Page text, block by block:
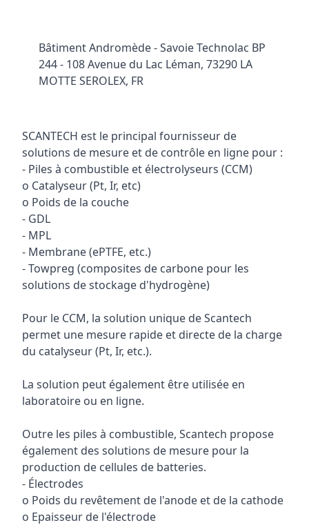
Bâtiment Andromède - Savoie Technolac BP
244 - 108 Avenue du Lac Léman, 73290 LA
MOTTE SEROLEX, FR
SCANTECH est le principal fournisseur de
solutions de mesure et de contrôle en ligne pour :
- Piles à combustible et électrolyseurs (CCM)
o Catalyseur (Pt, Ir, etc)
o Poids de la couche
- GDL
- MPL
- Membrane (ePTFE, etc.)
- Towpreg (composites de carbone pour les
solutions de stockage d'hydrogène)
Pour le CCM, la solution unique de Scantech
permet une mesure rapide et directe de la charge
du catalyseur (Pt, Ir, etc.).
La solution peut également être utilisée en
laboratoire ou en ligne.
Outre les piles à combustible, Scantech propose
également des solutions de mesure pour la
production de cellules de batteries.
- Électrodes
o Poids du revêtement de l'anode et de la cathode
o Epaisseur de l'électrode